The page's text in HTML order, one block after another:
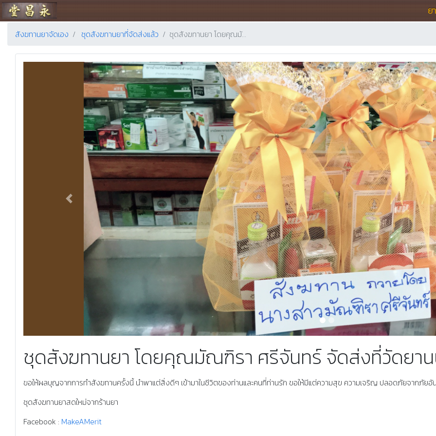
ร้านขายยา ย่งเชียงตึ๊ง ย
สังฆทานยาจัดเอง ชุดสังฆทานยาที่จัดส่งแล้ว ชุดสังฆทานยา โดยคุณมั…
Previous